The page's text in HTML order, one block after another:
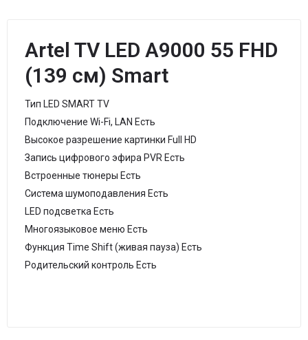
Artel TV LED A9000 55 FHD
(139 см) Smart
Тип LED SMART TV
Подключение Wi-Fi, LAN Есть
Высокое разрешение картинки Full HD
Запись цифрового эфира PVR Есть
Встроенные тюнеры Есть
Система шумоподавления Есть
LED подсветка Есть
Многоязыковое меню Есть
Функция Time Shift (живая пауза) Есть
Родительский контроль Есть